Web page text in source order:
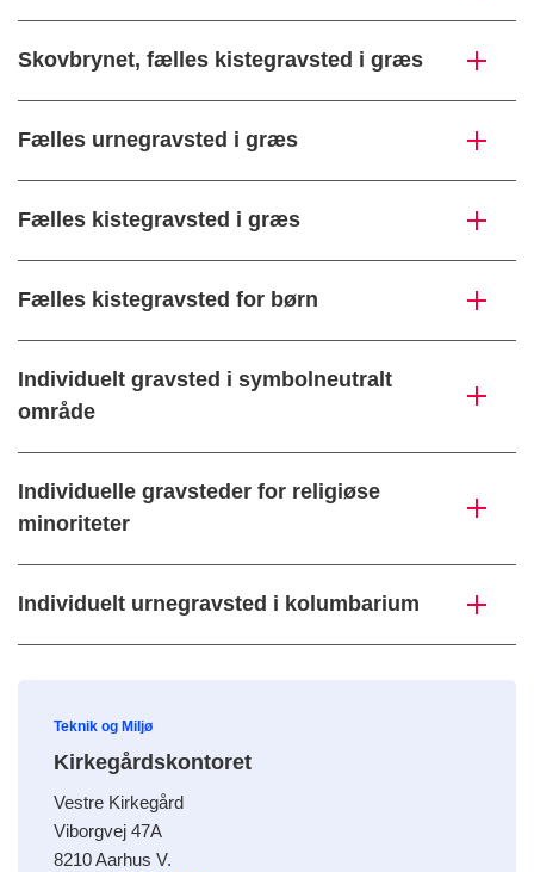
Skovbrynet, fælles kistegravsted i græs
Fælles urnegravsted i græs
Fælles kistegravsted i græs
Fælles kistegravsted for børn
Individuelt gravsted i symbolneutralt
område
Individuelle gravsteder for religiøse
minoriteter
Individuelt urnegravsted i kolumbarium
Teknik og Miljø
Kirkegårdskontoret
Vestre Kirkegård
Viborgvej 47A
8210 Aarhus V.